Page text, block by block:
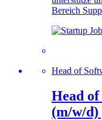
Bereich
Head of
Head
(m/w/d)